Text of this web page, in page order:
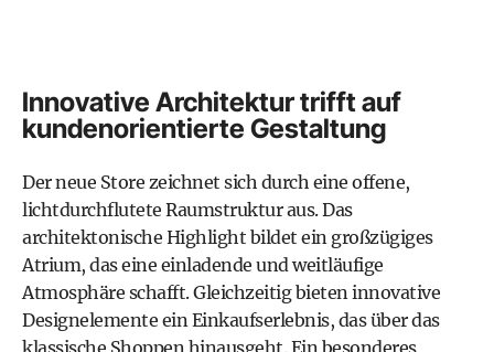
Innovative Architektur trifft auf
kundenorientierte Gestaltung
Der neue Store zeichnet sich durch eine offene,
lichtdurchflutete Raumstruktur aus. Das
architektonische Highlight bildet ein großzügiges
Atrium, das eine einladende und weitläufige
Atmosphäre schafft. Gleichzeitig bieten innovative
Designelemente ein Einkaufserlebnis, das über das
klassische Shoppen hinausgeht. Ein besonderes